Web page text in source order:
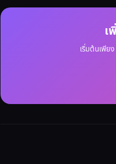
เ
เริ่มต้นเพีย